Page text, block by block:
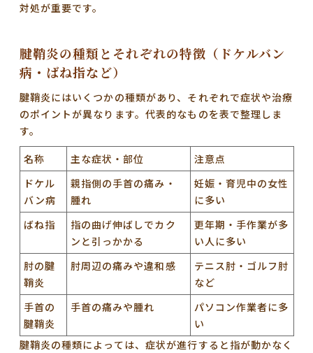
対処が重要です。
腱鞘炎の種類とそれぞれの特徴（ドケルバン
病・ばね指など）
腱鞘炎にはいくつかの種類があり、それぞれで症状や治療
のポイントが異なります。代表的なものを表で整理しま
す。
名称
主な症状・部位
注意点
ドケル
バン病
親指側の手首の痛み・
腫れ
妊娠・育児中の女性
に多い
ばね指
指の曲げ伸ばしでカク
ンと引っかかる
更年期・手作業が多
い人に多い
肘の腱
鞘炎
肘周辺の痛みや違和感
テニス肘・ゴルフ肘
など
手首の
腱鞘炎
手首の痛みや腫れ
パソコン作業者に多
い
腱鞘炎の種類によっては、症状が進行すると指が動かなく